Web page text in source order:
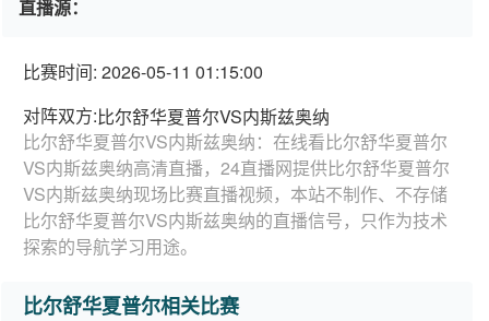
直播源：
比赛时间: 2026-05-11 01:15:00
对阵双方:比尔舒华夏普尔VS内斯兹奥纳
比尔舒华夏普尔VS内斯兹奥纳：在线看比尔舒华夏普尔
VS内斯兹奥纳高清直播，24直播网提供比尔舒华夏普尔
VS内斯兹奥纳现场比赛直播视频，本站不制作、不存储
比尔舒华夏普尔VS内斯兹奥纳的直播信号，只作为技术
探索的导航学习用途。
比尔舒华夏普尔相关比赛